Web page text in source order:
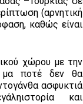
(αρνητική
καθώς είναι
χώρου με την
μα ποτέ δεν θα
ασφυκτιά
και